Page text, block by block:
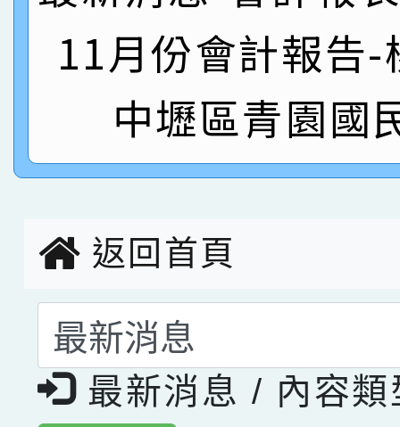
名 指導老師王老師、
園市英語競賽國小朗讀
指導老師林老師
賀！本校參加桃園市中
賽 劉文瑛教師榮獲教
臺灣台語-第二名
賀！本校參與2026世
11月份會計報告-
中壢區青園國
返回首頁
選擇後頁面內容會更
最新消息 / 內容類